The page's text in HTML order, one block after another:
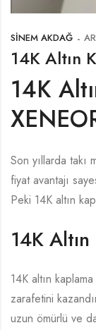
SINEM AKDAĞ
14K Altın
14K
Son yıllarda takı
fiyat avantajı
Peki 14K altın
14K
14K altın
zarafetini
uzun ömürlü ve